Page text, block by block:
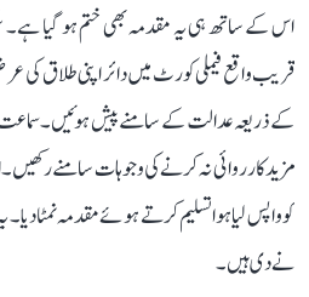
اس کے ساتھ ہی یہ مقدمہ بھی ختم ہو گیا ہے۔
قریب واقع فیملی کورٹ میں دائر اپنی طلاق کی
کے ذریعہ عدالت کے سامنے پیش ہوئیں۔
مزید کارروائی نہ کرنے کی وجوہات سامنے
کو واپس لیا ہوا تسلیم کرتے ہوئے مقدمہ نمٹا
نے دی ہیں۔